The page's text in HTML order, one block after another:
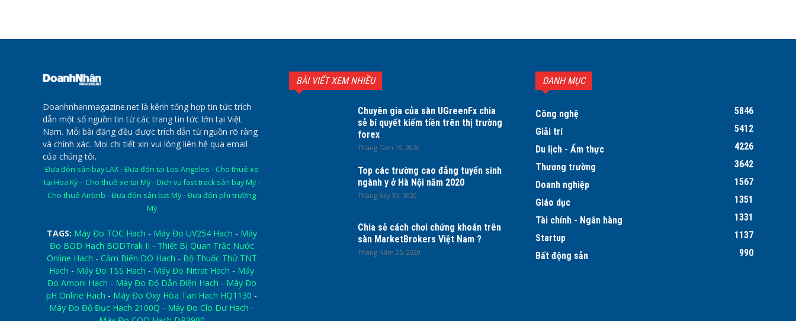
Doanhnhanmagazine.net là kênh tổng hợp tin tức trích
dẫn một số nguồn tin từ các trang tin tức lớn tại Việt
Nam. Mỗi bài đăng đều được trích dẫn từ nguồn rõ ràng
và chính xác. Mọi chi tiết xin vui lòng liên hệ qua email
của chúng tôi.
Đưa đón sân bay LAX-Đưa đón tại Los Angeles - Cho thuê xe
tại Hoa Kỳ- Cho thuê xe tại Mỹ- Dịch vụ fast track sân bay Mỹ-
Cho thuê Airbnb -Đưa đón sân bat Mỹ-Đưa đón phi trường
Mỹ
TAGS: Máy Đo TOC Hach - Máy Đo UV254 Hach - Máy
Đo BOD Hach BODTrak II - Thiết Bị Quan Trắc Nước
Online Hach - Cảm Biến DO Hach - Bộ Thuốc Thử TNT
Hach - Máy Đo TSS Hach - Máy Đo Nitrat Hach - Máy
Đo Amoni Hach - Máy Đo Độ Dẫn Điện Hach - Máy Đo
pH Online Hach - Máy Đo Oxy Hòa Tan Hach HQ1130 -
Máy Đo Độ Đục Hach 2100Q - Máy Đo Clo Dư Hach -
BÀI VIẾT XEM NHIỀU
Chuyên gia của sàn UGreenFx chia
sẻ bí quyết kiếm tiền trên thị trường
forex
Tháng Tám 15, 2020
Top các trường cao đẳng tuyển sinh
ngành y ở Hà Nội năm 2020
Tháng Bảy 30, 2020
Chia sẻ cách chơi chứng khoán trên
sàn MarketBrokers Việt Nam ?
Tháng Năm 25, 2020
DANH MỤC
Công nghệ
5846
Giải trí
5412
Du lịch - Ẩm thực
4226
Thương trường
3642
Doanh nghiệp
1567
Giáo dục
1351
Tài chính - Ngân hàng
1331
Startup
1137
Bất động sản
990